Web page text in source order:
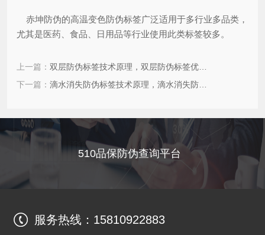
赤坤防伪的高温变色防伪标签广泛适用于多行业多品类，
尤其是医药、食品、日用品等行业使用此类标签较多。
上一篇：
下一篇：
510品保防伪查询平台
服务热线： 15810922883